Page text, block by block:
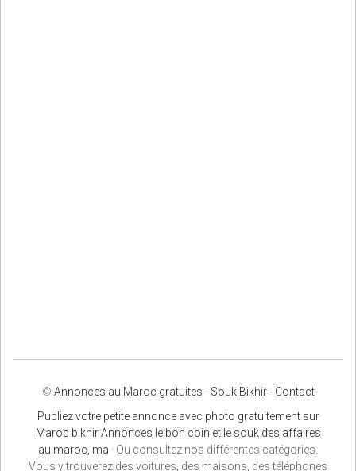
© Annonces au Maroc gratuites - Souk Bikhir- Contact
Publiez votre petite annonce avec photo gratuitement sur
Maroc bikhir Annonces le bon coin et le souk des affaires
au maroc, ma · Ou consultez nos différentes catégories.
Vous y trouverez des voitures, des maisons, des téléphones